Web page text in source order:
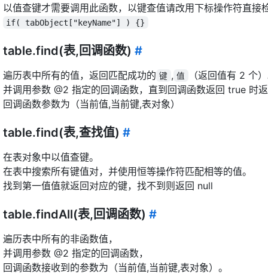
以值查键才需要调用此函数，以键查值请改用下标操作符直接
if( tabObject["keyName"] ) {}
table.find(表,回调函数) #
遍历表中所有的值，返回匹配成功的 键 , 值
（返回值有 2 个
并调用参数 @2 指定的回调函数，直到回调函数返回 true 时
回调函数参数为（当前值,当前键,表对象）
table.find(表,查找值) #
在表对象中以值查键。
在表中搜索所有键值对，并使用恒等操作符匹配相等的值。
找到第一值值就返回对应的键，找不到则返回 null
table.findAll(表,回调函数) #
遍历表中所有的非函数值，
并调用参数 @2 指定的回调函数，
回调函数接收到的参数为（当前值,当前键,表对象）。